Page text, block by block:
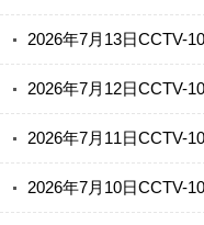
2026年7月13日CCTV-
2026年7月12日CCTV-
2026年7月11日CCTV-
2026年7月10日CCTV-